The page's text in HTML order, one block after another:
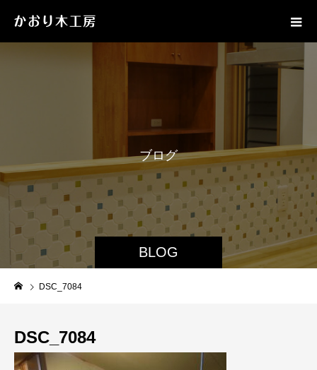
BLOG
ブログ
DSC_7084
DSC_7084